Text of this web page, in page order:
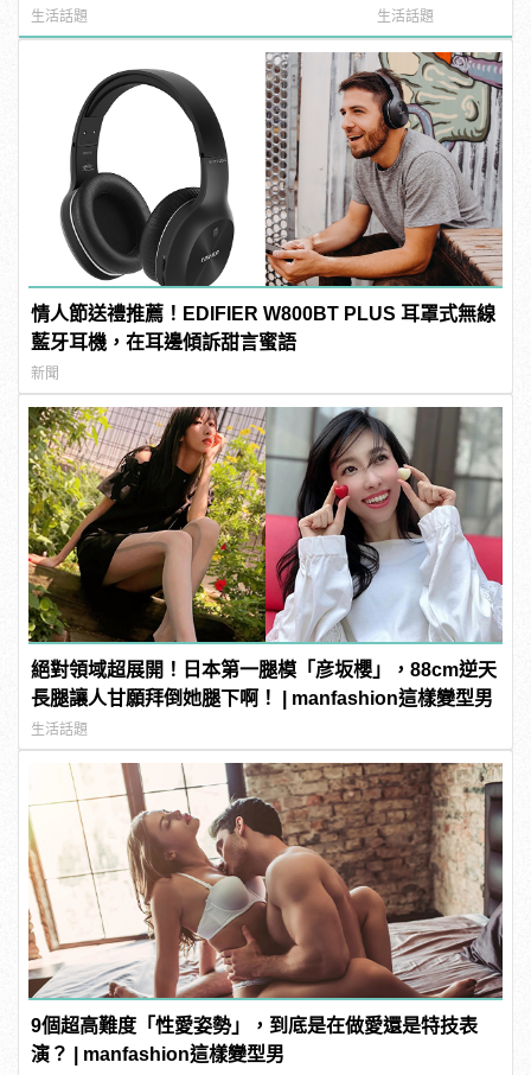
生活話題 生活話題
情人節送禮推薦！EDIFIER W800BT PLUS 耳罩式無線
藍牙耳機，在耳邊傾訴甜言蜜語
新聞
絕對領域超展開！日本第一腿模「彦坂櫻」，88cm逆天
長腿讓人甘願拜倒她腿下啊！ | manfashion這樣變型男
生活話題
9個超高難度「性愛姿勢」，到底是在做愛還是特技表
演？ | manfashion這樣變型男